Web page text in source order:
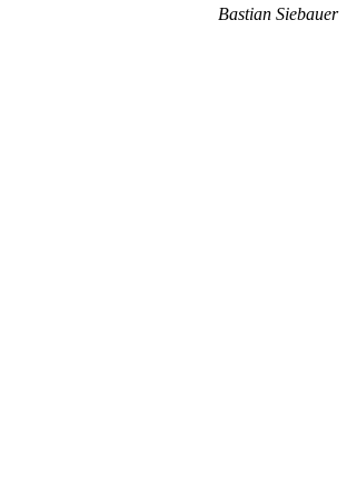
Bastian Siebauer